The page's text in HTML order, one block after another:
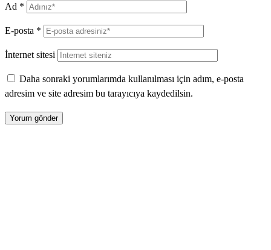
Ad *
E-posta *
İnternet sitesi
Daha sonraki yorumlarımda kullanılması için adım, e-posta
adresim ve site adresim bu tarayıcıya kaydedilsin.